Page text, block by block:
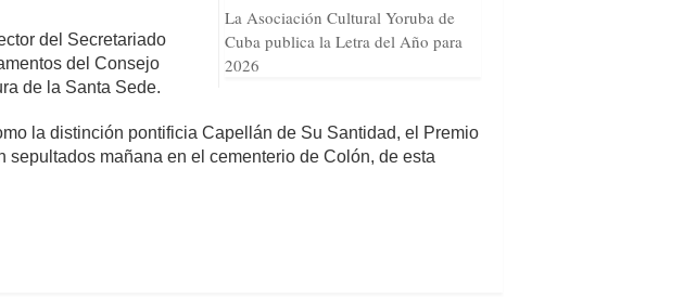
La Asociación Cultural Yoruba de
Cuba publica la Letra del Año para
2026
del Secretariado
del Consejo
de la Santa Sede.
la distinción pontificia Capellán de Su Santidad, el Premio
mañana en el cementerio de Colón, de esta